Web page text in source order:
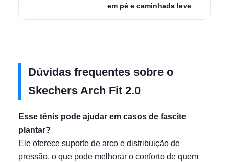
em pé e caminhada leve
Dúvidas frequentes sobre o
Skechers Arch Fit 2.0
Esse tênis pode ajudar em casos de fascite
plantar?
Ele oferece suporte de arco e distribuição de
pressão, o que pode melhorar o conforto de quem